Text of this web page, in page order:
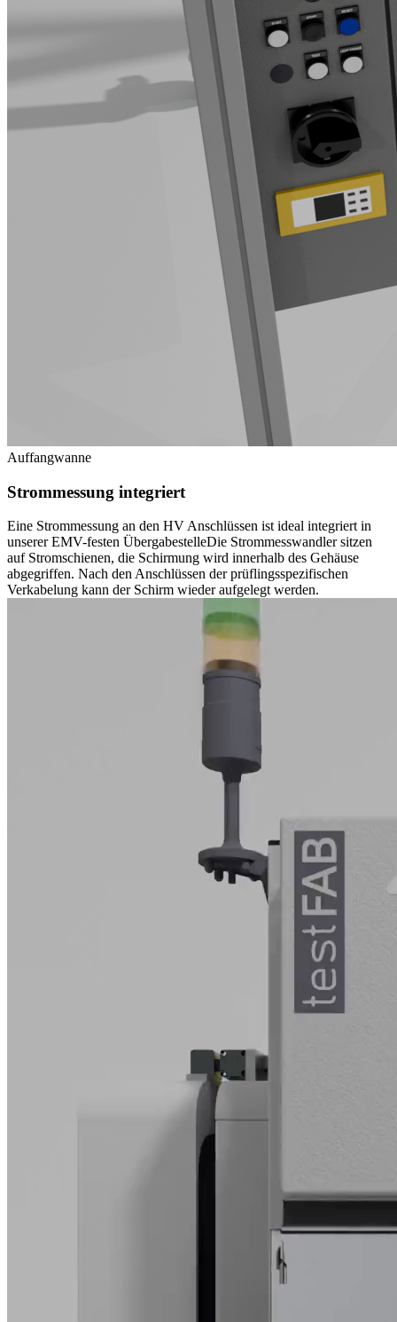
Auffangwanne
Strommessung integriert
Eine Strommessung an den HV Anschlüssen ist ideal integriert in
unserer EMV-festen ÜbergabestelleDie Strommesswandler sitzen
auf Stromschienen, die Schirmung wird innerhalb des Gehäuse
abgegriffen. Nach den Anschlüssen der prüflingsspezifischen
Verkabelung kann der Schirm wieder aufgelegt werden.